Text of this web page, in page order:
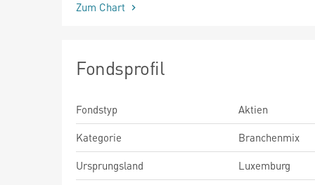
Zum Chart
Fondsprofil
Fondstyp
Aktien
Kategorie
Branchenmix
Ursprungsland
Luxemburg